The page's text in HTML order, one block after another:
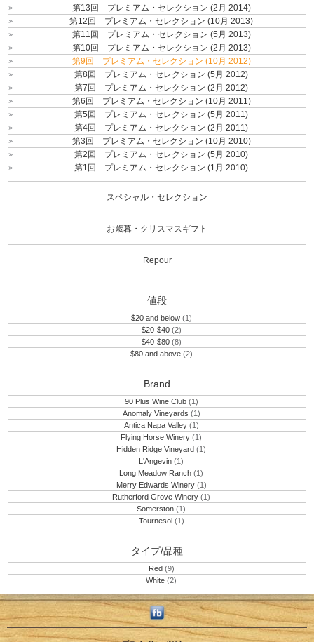
第13回 プレミアム・セレクション (2月 2014)
第12回 プレミアム・セレクション (10月 2013)
第11回 プレミアム・セレクション (5月 2013)
第10回 プレミアム・セレクション (2月 2013)
第9回 プレミアム・セレクション (10月 2012)
第8回 プレミアム・セレクション (5月 2012)
第7回 プレミアム・セレクション (2月 2012)
第6回 プレミアム・セレクション (10月 2011)
第5回 プレミアム・セレクション (5月 2011)
第4回 プレミアム・セレクション (2月 2011)
第3回 プレミアム・セレクション (10月 2010)
第2回 プレミアム・セレクション (5月 2010)
第1回 プレミアム・セレクション (1月 2010)
スペシャル・セレクション
お歳暮・クリスマスギフト
Repour
値段
$20 and below (1)
$20-$40 (2)
$40-$80 (8)
$80 and above (2)
Brand
90 Plus Wine Club (1)
Anomaly Vineyards (1)
Antica Napa Valley (1)
Flying Horse Winery (1)
Hidden Ridge Vineyard (1)
L'Angevin (1)
Long Meadow Ranch (1)
Merry Edwards Winery (1)
Rutherford Grove Winery (1)
Somerston (1)
Tournesol (1)
タイプ/品種
Red (9)
White (2)